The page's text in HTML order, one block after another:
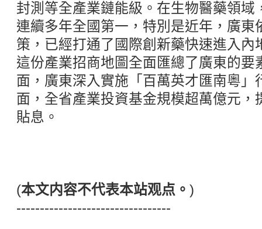
封測等全產業鏈能級。在生物醫藥領域
連續多年全國第一，特別是近年，廣東
策，已經打通了國際創新藥快速進入內
這份產業招商地圖全面匯總了廣東的要
面，廣東深入實施「百萬英才匯南粵」
面，全省產業投資基金規模超萬億元，
貼息。
(本文内容不代表本站观点。 )
---------------------------------